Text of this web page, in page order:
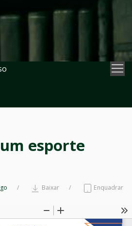
esporte
Baixar Enquadrar